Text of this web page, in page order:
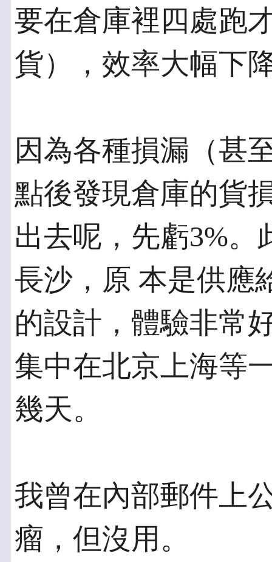
要在倉庫裡四處跑
貨），效率大幅下
因為各種損漏（甚
點後發現倉庫的貨
出去呢，先虧3%
長沙，原 本是供應
的設計，體驗非常
集中在北京上海等
幾天。
我曾在內部郵件上
瘤，但沒用。